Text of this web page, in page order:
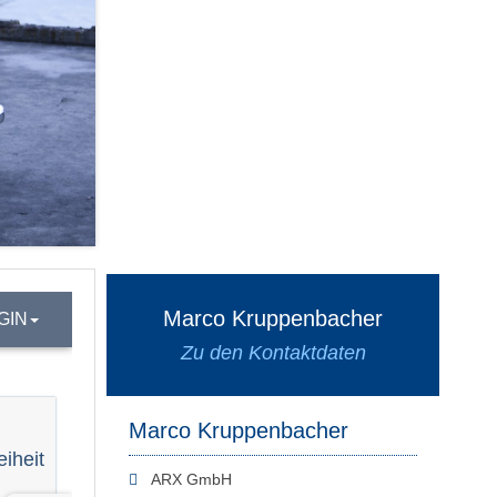
Marco Kruppenbacher
Zu den Kontaktdaten
Marco Kruppenbacher
ARX GmbH